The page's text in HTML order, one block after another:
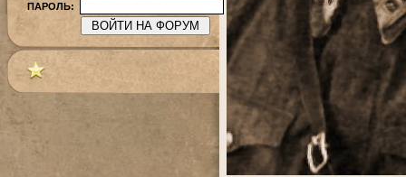
ПАРОЛЬ: